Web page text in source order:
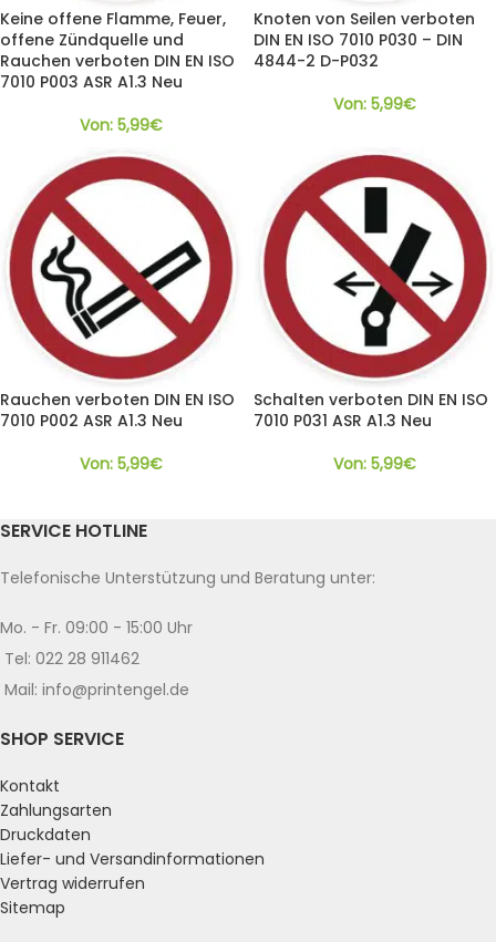
Keine offene Flamme, Feuer,
offene Zündquelle und
Rauchen verboten DIN EN ISO
7010 P003 ASR A1.3 Neu
Von: 5,99€
Knoten von Seilen verboten
DIN EN ISO 7010 P030 – DIN
4844-2 D-P032
Von: 5,99€
Rauchen verboten DIN EN ISO
7010 P002 ASR A1.3 Neu
Von: 5,99€
Schalten verboten DIN EN ISO
7010 P031 ASR A1.3 Neu
Von: 5,99€
SERVICE HOTLINE
Telefonische Unterstützung und Beratung unter:
Mo. - Fr. 09:00 - 15:00 Uhr
Tel: 022 28 911462
Mail: info@printengel.de
SHOP SERVICE
Kontakt
Zahlungsarten
Druckdaten
Liefer- und Versandinformationen
Vertrag widerrufen
Sitemap